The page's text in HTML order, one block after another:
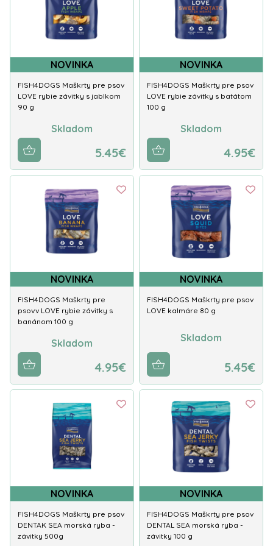
NOVINKA
FISH4DOGS Maškrty pre psov
LOVE rybie závitky s jablkom
90 g
Skladom
5.45€
NOVINKA
FISH4DOGS Maškrty pre psov
LOVE rybie závitky s batátom
100 g
Skladom
4.95€
NOVINKA
FISH4DOGS Maškrty pre
psovv LOVE rybie závitky s
banánom 100 g
Skladom
4.95€
NOVINKA
FISH4DOGS Maškrty pre psov
LOVE kalmáre 80 g
Skladom
5.45€
NOVINKA
FISH4DOGS Maškrty pre psov
DENTAK SEA morská ryba -
závitky 500g
NOVINKA
FISH4DOGS Maškrty pre psov
DENTAL SEA morská ryba -
závitky 100 g